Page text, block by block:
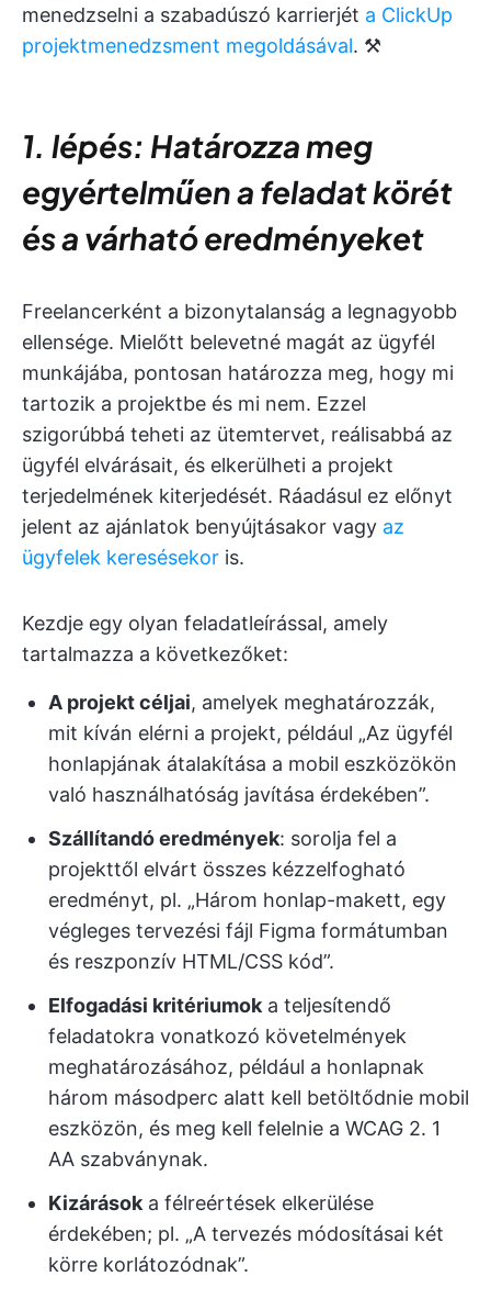
menedzselni a szabadúszó karrierjét a ClickUp
projektmenedzsment megoldásával. ⚒️
1. lépés: Határozza meg
egyértelműen a feladat körét
és a várható eredményeket
Freelancerként a bizonytalanság a legnagyobb
ellensége. Mielőtt belevetné magát az ügyfél
munkájába, pontosan határozza meg, hogy mi
tartozik a projektbe és mi nem. Ezzel
szigorúbbá teheti az ütemtervet, reálisabbá az
ügyfél elvárásait, és elkerülheti a projekt
terjedelmének kiterjedését. Ráadásul ez előnyt
jelent az ajánlatok benyújtásakor vagy az
ügyfelek keresésekor is.
Kezdje egy olyan feladatleírással, amely
tartalmazza a következőket:
A projekt céljai, amelyek meghatározzák,
mit kíván elérni a projekt, például „Az ügyfél
honlapjának átalakítása a mobil eszközökön
való használhatóság javítása érdekében”.
Szállítandó eredmények: sorolja fel a
projekttől elvárt összes kézzelfogható
eredményt, pl. „Három honlap-makett, egy
végleges tervezési fájl Figma formátumban
és reszponzív HTML/CSS kód”.
Elfogadási kritériumok a teljesítendő
feladatokra vonatkozó követelmények
meghatározásához, például a honlapnak
három másodperc alatt kell betöltődnie mobil
eszközön, és meg kell felelnie a WCAG 2. 1
AA szabványnak.
Kizárások a félreértések elkerülése
érdekében; pl. „A tervezés módosításai két
körre korlátozódnak”.